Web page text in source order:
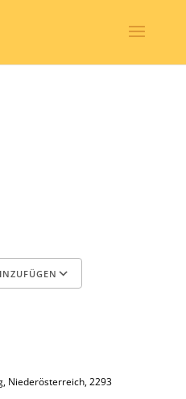
Niederösterreich, 2293